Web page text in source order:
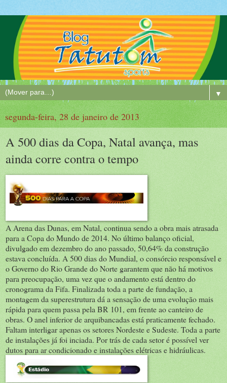
▼
segunda-feira, 28 de janeiro de 2013
A 500 dias da Copa, Natal avança, mas
ainda corre contra o tempo
A Arena das Dunas, em Natal, continua sendo a obra mais atrasada
para a Copa do Mundo de 2014. No último balanço oficial,
divulgado em dezembro do ano passado, 50,64% da construção
estava concluída. A 500 dias do Mundial, o consórcio responsável e
o Governo do Rio Grande do Norte garantem que não há motivos
para preocupação, uma vez que o andamento está dentro do
cronograma da Fifa. Finalizada toda a parte de fundação, a
montagem da superestrutura dá a sensação de uma evolução mais
rápida para quem passa pela BR 101, em frente ao canteiro de
obras. O anel inferior de arquibancadas está praticamente fechado.
Faltam interligar apenas os setores Nordeste e Sudeste. Toda a parte
de instalações já foi inciada. Por trás de cada setor é possível ver
dutos para ar condicionado e instalações elétricas e hidráulicas.